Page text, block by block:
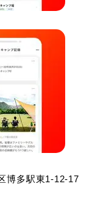
博多駅東1-12-17